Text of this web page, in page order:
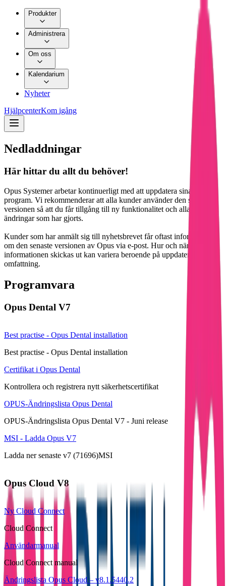
Produkter
Administrera
Om oss
Kalendarium
Nyheter
HjälpcenterKom igång
Nedladdningar
Här hittar du allt du behöver!
Opus Systemer arbetar kontinuerligt med att uppdatera sina
program. Vi rekommenderar att alla kunder använder den senaste
versionen så att du får tillgång till ny funktionalitet och alla
ändringar som har gjorts.
Kunder som har anmält sig till nyhetsbrevet får oftast information
om den senaste versionen av Opus via e-post. Hur och när
informationen skickas ut kan variera beroende på uppdateringens
omfattning.
Programvara
Opus Dental V7
Best practise - Opus Dental installation
Best practise - Opus Dental installation
Certifikat i Opus Dental
Kontrollera och registrera nytt säkerhetscertifikat
OPUS-Ändringslista Opus Dental
OPUS-Ändringslista Opus Dental V7 - Juni release
MSI - Ladda Opus V7
Ladda ner senaste v7 (71696)MSI
Opus Cloud V8
Ny Cloud Connect
Cloud Connect
Användarmanual
Cloud Connect manual
Ändringslista Opus Cloud – v8.1.5440.2